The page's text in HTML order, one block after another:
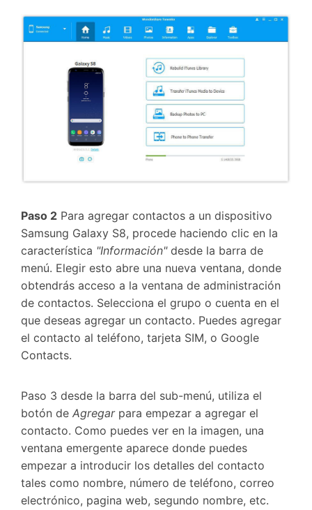
Paso 2 Para agregar contactos a un dispositivo
Samsung Galaxy S8, procede haciendo clic en la
característica "Información"desde la barra de
menú. Elegir esto abre una nueva ventana, donde
obtendrás acceso a la ventana de administración
de contactos. Selecciona el grupo o cuenta en el
que deseas agregar un contacto. Puedes agregar
el contacto al teléfono, tarjeta SIM, o Google
Contacts.
Paso 3 desde la barra del sub-menú, utiliza el
botón de Agregarpara empezar a agregar el
contacto. Como puedes ver en la imagen, una
ventana emergente aparece donde puedes
empezar a introducir los detalles del contacto
tales como nombre, número de teléfono, correo
electrónico, pagina web, segundo nombre, etc.